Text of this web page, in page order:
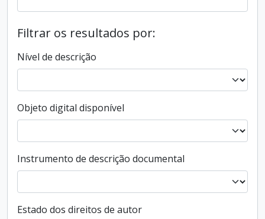
Filtrar os resultados por:
Nível de descrição
Objeto digital disponível
Instrumento de descrição documental
Estado dos direitos de autor